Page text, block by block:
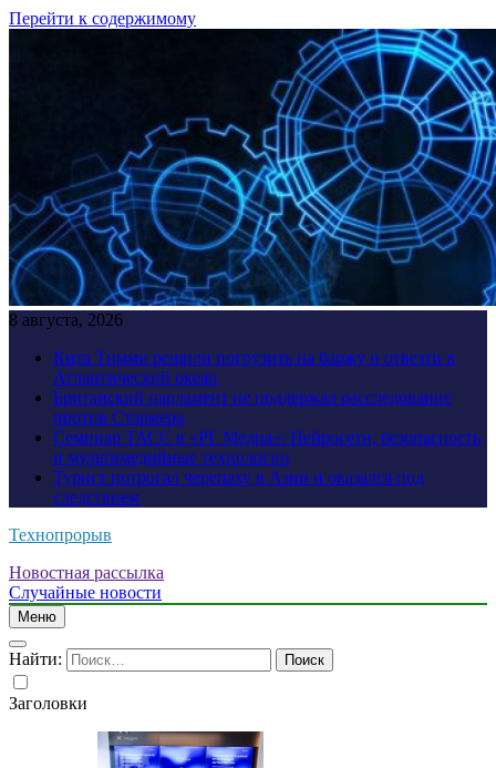
Перейти к содержимому
8 августа, 2026
Кита Тимми решили погрузить на баржу и отвезти в
Атлантический океан
Британский парламент не поддержал расследование
против Стармера
Семинар ТАСС в «РГ Медиа»: Нейросети, безопасность
и мультимедийные технологии
Турист потрогал черепаху в Азии и оказался под
следствием
Технопрорыв
Новостная рассылка
Случайные новости
Меню
Найти:
Заголовки